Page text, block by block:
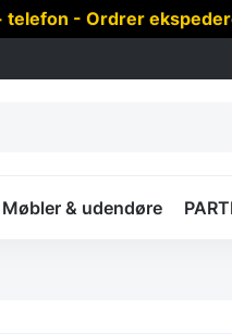
telefon - Ordrer
Møbler & udendøre